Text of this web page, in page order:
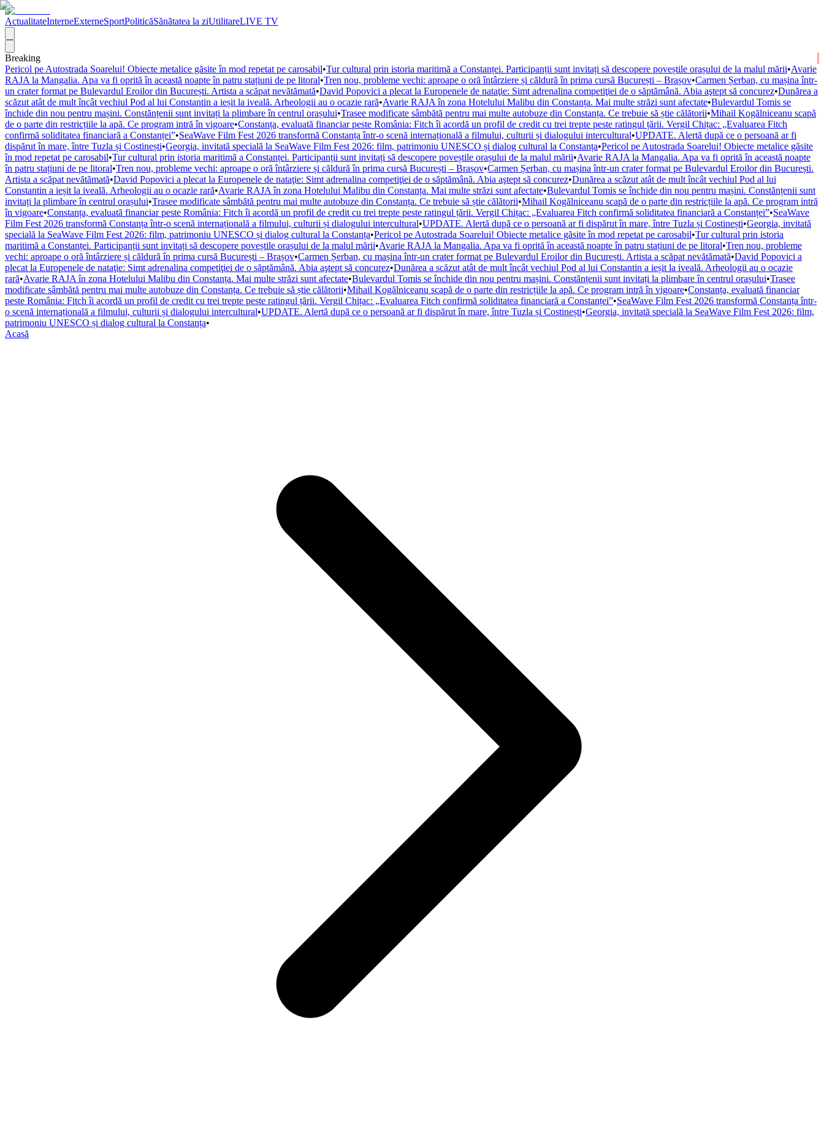
ActualitateInterneExterneSportPoliticăSănătatea la ziUtilitareLIVE TV
Breaking
Pericol pe Autostrada Soarelui! Obiecte metalice găsite în mod repetat pe carosabil•Tur cultural prin istoria maritimă a Constanței. Participanții sunt invitați să descopere poveștile orașului de la malul mării•Avarie
RAJA la Mangalia. Apa va fi oprită în această noapte în patru stațiuni de pe litoral•Tren nou, probleme vechi: aproape o oră întârziere și căldură în prima cursă București – Brașov•Carmen Șerban, cu mașina într-
un crater format pe Bulevardul Eroilor din București. Artista a scăpat nevătămată•David Popovici a plecat la Europenele de nataţie: Simt adrenalina competiţiei de o săptămână. Abia aştept să concurez•Dunărea a
scăzut atât de mult încât vechiul Pod al lui Constantin a ieșit la iveală. Arheologii au o ocazie rară•Avarie RAJA în zona Hotelului Malibu din Constanța. Mai multe străzi sunt afectate•Bulevardul Tomis se
închide din nou pentru mașini. Constănțenii sunt invitați la plimbare în centrul orașului•Trasee modificate sâmbătă pentru mai multe autobuze din Constanța. Ce trebuie să știe călătorii•Mihail Kogălniceanu scapă
de o parte din restricțiile la apă. Ce program intră în vigoare•Constanța, evaluată financiar peste România: Fitch îi acordă un profil de credit cu trei trepte peste ratingul țării. Vergil Chițac: „Evaluarea Fitch
confirmă soliditatea financiară a Constanței”•SeaWave Film Fest 2026 transformă Constanța într-o scenă internațională a filmului, culturii și dialogului intercultural•UPDATE. Alertă după ce o persoană ar fi
dispărut în mare, între Tuzla și Costinești•Georgia, invitată specială la SeaWave Film Fest 2026: film, patrimoniu UNESCO și dialog cultural la Constanța•Pericol pe Autostrada Soarelui! Obiecte metalice găsite
în mod repetat pe carosabil•Tur cultural prin istoria maritimă a Constanței. Participanții sunt invitați să descopere poveștile orașului de la malul mării•Avarie RAJA la Mangalia. Apa va fi oprită în această noapte
în patru stațiuni de pe litoral•Tren nou, probleme vechi: aproape o oră întârziere și căldură în prima cursă București – Brașov•Carmen Șerban, cu mașina într-un crater format pe Bulevardul Eroilor din București.
Artista a scăpat nevătămată•David Popovici a plecat la Europenele de nataţie: Simt adrenalina competiţiei de o săptămână. Abia aştept să concurez•Dunărea a scăzut atât de mult încât vechiul Pod al lui
Constantin a ieșit la iveală. Arheologii au o ocazie rară•Avarie RAJA în zona Hotelului Malibu din Constanța. Mai multe străzi sunt afectate•Bulevardul Tomis se închide din nou pentru mașini. Constănțenii sunt
invitați la plimbare în centrul orașului•Trasee modificate sâmbătă pentru mai multe autobuze din Constanța. Ce trebuie să știe călătorii•Mihail Kogălniceanu scapă de o parte din restricțiile la apă. Ce program intră
în vigoare•Constanța, evaluată financiar peste România: Fitch îi acordă un profil de credit cu trei trepte peste ratingul țării. Vergil Chițac: „Evaluarea Fitch confirmă soliditatea financiară a Constanței”•SeaWave
Film Fest 2026 transformă Constanța într-o scenă internațională a filmului, culturii și dialogului intercultural•UPDATE. Alertă după ce o persoană ar fi dispărut în mare, între Tuzla și Costinești•Georgia, invitată
specială la SeaWave Film Fest 2026: film, patrimoniu UNESCO și dialog cultural la Constanța•Pericol pe Autostrada Soarelui! Obiecte metalice găsite în mod repetat pe carosabil•Tur cultural prin istoria
maritimă a Constanței. Participanții sunt invitați să descopere poveștile orașului de la malul mării•Avarie RAJA la Mangalia. Apa va fi oprită în această noapte în patru stațiuni de pe litoral•Tren nou, probleme
vechi: aproape o oră întârziere și căldură în prima cursă București – Brașov•Carmen Șerban, cu mașina într-un crater format pe Bulevardul Eroilor din București. Artista a scăpat nevătămată•David Popovici a
plecat la Europenele de nataţie: Simt adrenalina competiţiei de o săptămână. Abia aştept să concurez•Dunărea a scăzut atât de mult încât vechiul Pod al lui Constantin a ieșit la iveală. Arheologii au o ocazie
rară•Avarie RAJA în zona Hotelului Malibu din Constanța. Mai multe străzi sunt afectate•Bulevardul Tomis se închide din nou pentru mașini. Constănțenii sunt invitați la plimbare în centrul orașului•Trasee
modificate sâmbătă pentru mai multe autobuze din Constanța. Ce trebuie să știe călătorii•Mihail Kogălniceanu scapă de o parte din restricțiile la apă. Ce program intră în vigoare•Constanța, evaluată financiar
peste România: Fitch îi acordă un profil de credit cu trei trepte peste ratingul țării. Vergil Chițac: „Evaluarea Fitch confirmă soliditatea financiară a Constanței”•SeaWave Film Fest 2026 transformă Constanța într-
o scenă internațională a filmului, culturii și dialogului intercultural•UPDATE. Alertă după ce o persoană ar fi dispărut în mare, între Tuzla și Costinești•Georgia, invitată specială la SeaWave Film Fest 2026: film,
patrimoniu UNESCO și dialog cultural la Constanța•
Acasă